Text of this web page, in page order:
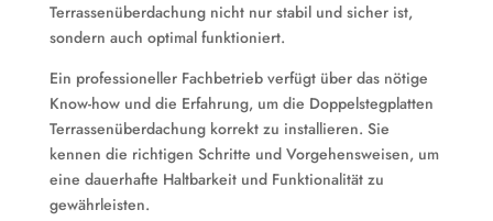
Terrassenüberdachung nicht nur stabil und sicher ist,
sondern auch optimal funktioniert.
Ein professioneller Fachbetrieb verfügt über das nötige
Know-how und die Erfahrung, um die Doppelstegplatten
Terrassenüberdachung korrekt zu installieren. Sie
kennen die richtigen Schritte und Vorgehensweisen, um
eine dauerhafte Haltbarkeit und Funktionalität zu
gewährleisten.